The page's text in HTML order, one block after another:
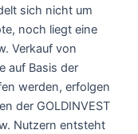
sich nicht um
noch liegt eine
Verkauf von
auf Basis der
werden, erfolgen
der GOLDINVEST
Nutzern entsteht